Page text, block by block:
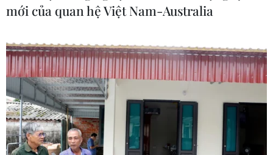
Tổng thống Nigeria bác bỏ vai trò trong
việc lùi tổng tuyển cử
12/02/2015 08:27
Tổng thống Nigeria Goodluck Jonathan đã bác bỏ dư
luận cho rằng quyết định của ủy ban bầu cử hoãn tổng
mới của quan hệ Việt Nam-Australia